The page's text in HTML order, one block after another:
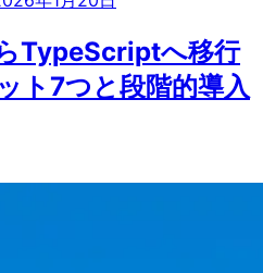
TypeScriptへ移行
ト7つと段階的導入